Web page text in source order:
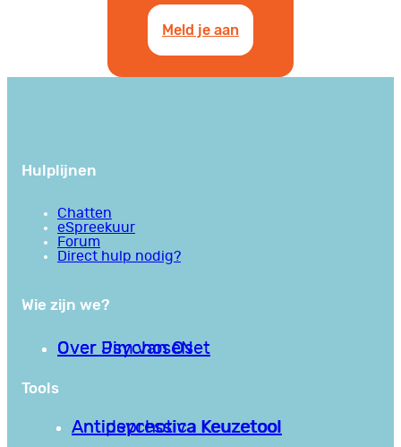
Meld je aan
Hulplijnen
Chatten
eSpreekuur
Forum
Direct hulp nodig?
Wie zijn we?
Over PsychoseNet
Over Jim van Os
Tools
Antipsychotica Keuzetool
Antidepressiva Keuzetool